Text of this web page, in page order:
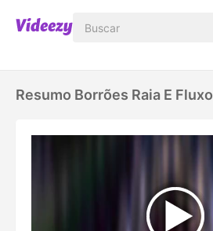
Resumo Borrões Raia E Fluxo